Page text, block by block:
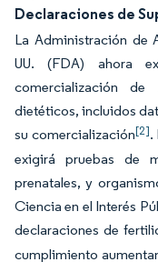
Declaraciones de
La Administración de
UU. (FDA) ahora
comercialización
dietéticos, incluidos
su comercialización[2].
exigirá pruebas de
prenatales, y
Ciencia en el Interés
declaraciones de
cumplimiento